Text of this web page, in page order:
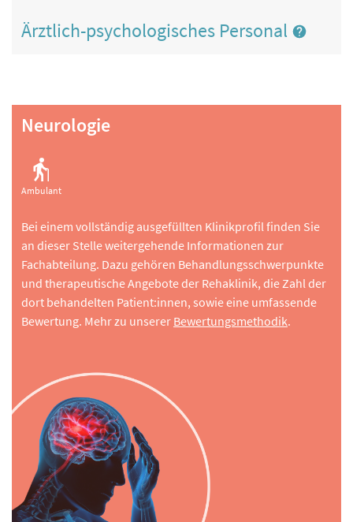
Ärztlich-psychologisches Personal
Neurologie
Ambulant
Bei einem vollständig ausgefüllten Klinikprofil finden Sie
an dieser Stelle weitergehende Informationen zur
Fachabteilung. Dazu gehören Behandlungsschwerpunkte
und therapeutische Angebote der Rehaklinik, die Zahl der
dort behandelten Patient:innen, sowie eine umfassende
Bewertung. Mehr zu unserer Bewertungsmethodik.